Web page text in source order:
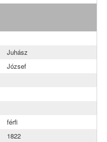
Juhász
József
férfi
1822